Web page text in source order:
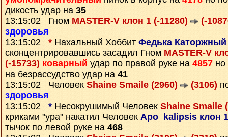
дикость удар на 35
13:15:02 Гном MASTER-V клон 1 (-11280)
(-
здоровья
13:15:02 * Нахальный Хоббит Федька Каторжный
сконцентрировавшись засадил Гном MASTER-V
(-15733) коварный удар по правой руке на 4857
на безрассудство удар на 41
13:15:02 Человек Shaine Smaile (2960) (3106)
здоровья
13:15:02 * Несокрушимый Человек Shaine Smaile
криками "ура" накатил Человек Apo_kalipsis клон
тычок по левой руке на 468